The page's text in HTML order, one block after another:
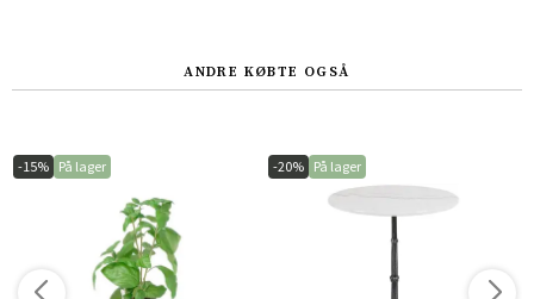
ANDRE KØBTE OGSÅ
-15% På lager -20% På lager